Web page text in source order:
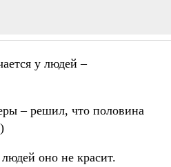
у людей –
– решил, что половина
оно не красит.